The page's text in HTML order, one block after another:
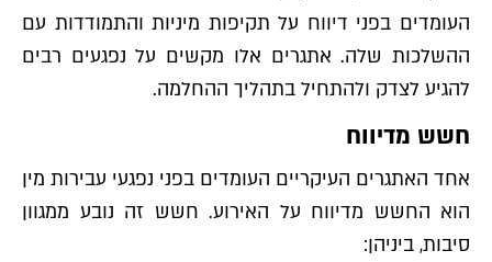
העומדים בפני דיווח על תקיפות מיניות והתמודדות עם
ההשלכות שלה. אתגרים אלו מקשים על נפגעים רבים
להגיע לצדק ולהתחיל בתהליך ההחלמה.
חשש מדיווח
אחד האתגרים העיקריים העומדים בפני נפגעי עבירות מין
הוא החשש מדיווח על האירוע. חשש זה נובע ממגוון
סיבות, ביניהן: